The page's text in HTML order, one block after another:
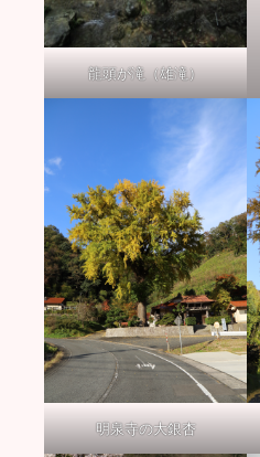
龍頭が滝（雄滝）
明泉寺の大銀杏